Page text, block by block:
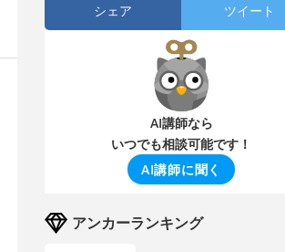
シェア ツイート
AI講師なら
いつでも相談可能です！
AI講師に聞く
アンカーランキング